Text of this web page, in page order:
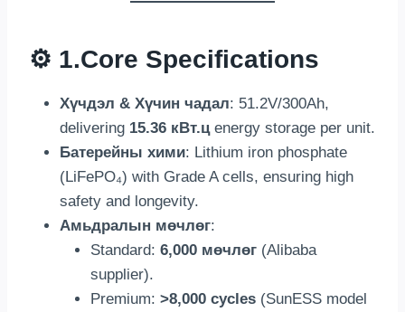
⚙️ 1.Core Specifications
Хүчдэл & Хүчин чадал: 51.2V/300Ah,
delivering 15.36 кВт.ц energy storage per unit.
Батерейны хими: Lithium iron phosphate
(LiFePO₄) with Grade A cells, ensuring high
safety and longevity.
Амьдралын мөчлөг:
Standard: 6,000 мөчлөг (Alibaba
supplier).
Premium: >8,000 cycles (SunESS model